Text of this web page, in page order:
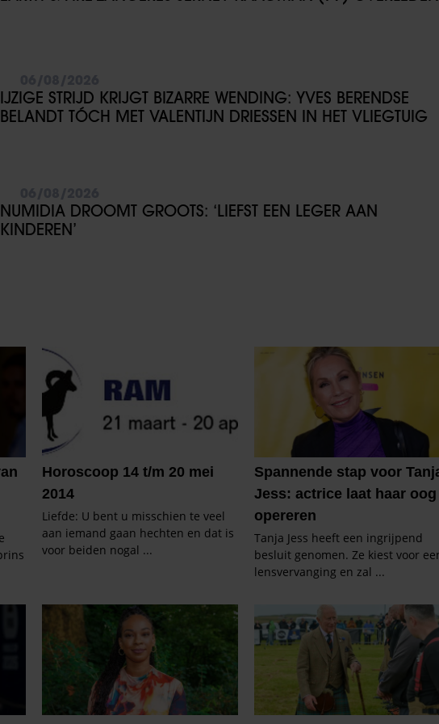
IJZIGE STRIJD KRIJGT BIZARRE WENDING: YVES BERENDSE
BELANDT TÓCH MET VALENTIJN DRIESSEN IN HET VLIEGTUIG
NUMIDIA DROOMT GROOTS: ‘LIEFST EEN LEGER AAN
KINDEREN’